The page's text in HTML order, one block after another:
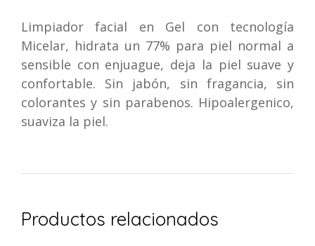
Limpiador facial en Gel con tecnología
Micelar, hidrata un 77% para piel normal a
sensible con enjuague, deja la piel suave y
confortable. Sin jabón, sin fragancia, sin
colorantes y sin parabenos. Hipoalergenico,
suaviza la piel.
Productos relacionados